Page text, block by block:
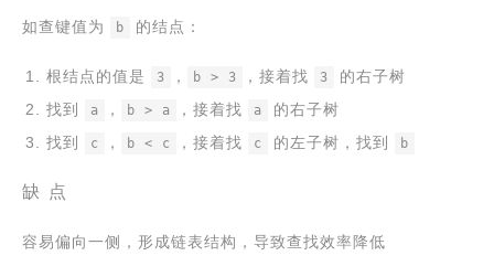
如查键值为 b 的结点：
根结点的值是 3 ， b > 3 ，接着找 3
的右子树
找到
a ， b > a ，接着找 a
的右子树
找到
c ， b < c ，接着找 c 的左子树，找到 b
缺 点
容易偏向一侧，形成链表结构，导致查找效率降低